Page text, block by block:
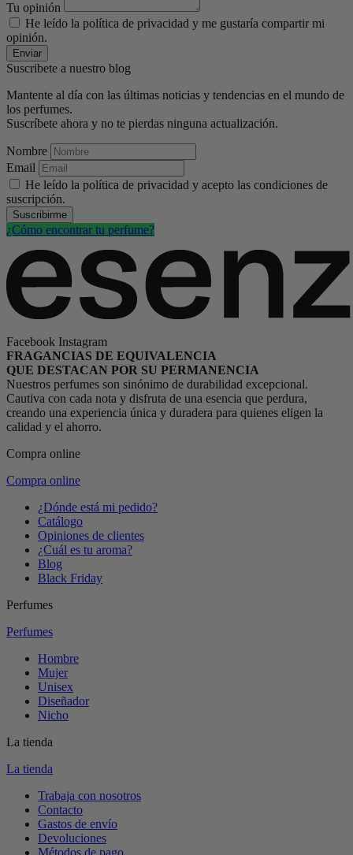
Tu opinión
He leído la política de privacidad y me gustaría compartir mi
opinión.
Enviar
Suscribete a nuestro blog
Mantente al día con las últimas noticias y tendencias en el mundo de
los perfumes.
Suscríbete ahora y no te pierdas ninguna actualización.
Nombre
Email
He leído la política de privacidad y acepto las condiciones de
suscripción.
Suscribirme
¿Cómo encontrar tu perfume?
Facebook Instagram
FRAGANCIAS DE EQUIVALENCIA
QUE DESTACAN POR SU PERMANENCIA
Nuestros perfumes son sinónimo de durabilidad excepcional.
Cautiva con cada nota y disfruta de una esencia que perdura,
creando una experiencia única y duradera para quienes eligen la
calidad y el ahorro.
Compra online
Compra online
¿Dónde está mi pedido?
Catálogo
Opiniones de clientes
¿Cuál es tu aroma?
Blog
Black Friday
Perfumes
Perfumes
Hombre
Mujer
Unisex
Diseñador
Nicho
La tienda
La tienda
Trabaja con nosotros
Contacto
Gastos de envío
Devoluciones